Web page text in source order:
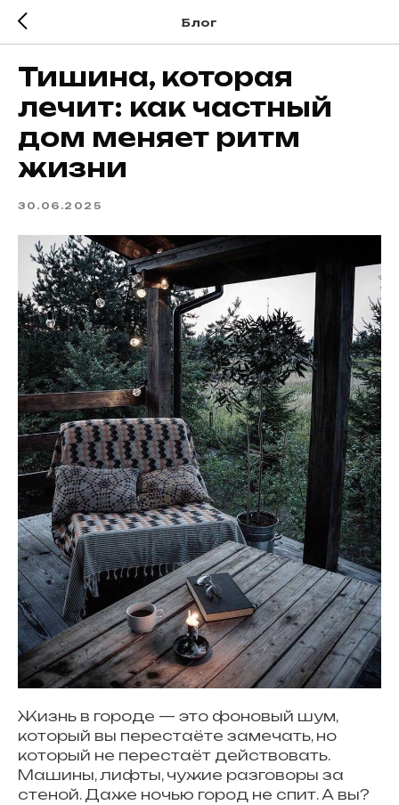
Блог
Тишина, которая
лечит: как частный
дом меняет ритм
жизни
30.06.2025
Жизнь в городе — это фоновый шум,
который вы перестаёте замечать, но
который не перестаёт действовать.
Машины, лифты, чужие разговоры за
стеной. Даже ночью город не спит. А вы?